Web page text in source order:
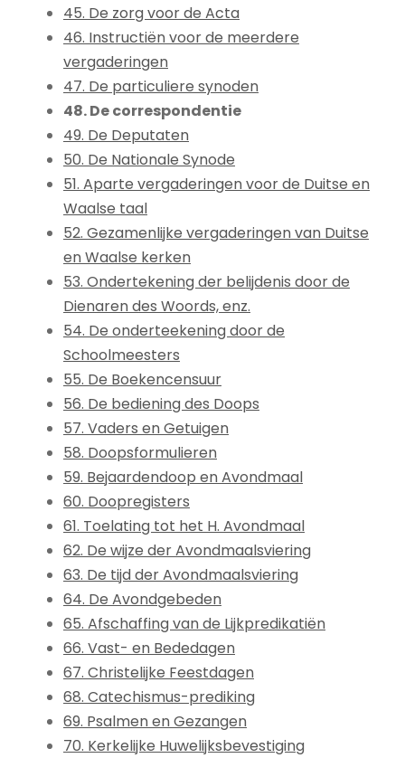
45. De zorg voor de Acta
46. Instructiën voor de meerdere
vergaderingen
47. De particuliere synoden
48. De correspondentie
49. De Deputaten
50. De Nationale Synode
51. Aparte vergaderingen voor de Duitse en
Waalse taal
52. Gezamenlijke vergaderingen van Duitse
en Waalse kerken
53. Ondertekening der belijdenis door de
Dienaren des Woords, enz.
54. De onderteekening door de
Schoolmeesters
55. De Boekencensuur
56. De bediening des Doops
57. Vaders en Getuigen
58. Doopsformulieren
59. Bejaardendoop en Avondmaal
60. Doopregisters
61. Toelating tot het H. Avondmaal
62. De wijze der Avondmaalsviering
63. De tijd der Avondmaalsviering
64. De Avondgebeden
65. Afschaffing van de Lijkpredikatiën
66. Vast- en Bededagen
67. Christelijke Feestdagen
68. Catechismus-prediking
69. Psalmen en Gezangen
70. Kerkelijke Huwelijksbevestiging